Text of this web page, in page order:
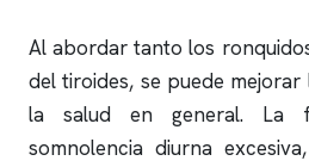
Al abordar tanto los
del tiroides, se puede
la salud en general. La
somnolencia diurna